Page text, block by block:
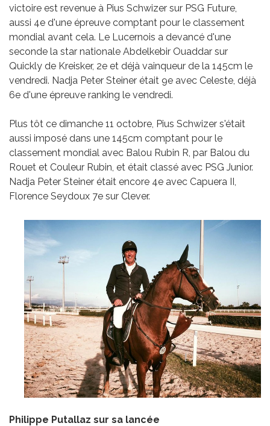
victoire est revenue à Pius Schwizer sur PSG Future,
aussi 4e d'une épreuve comptant pour le classement
mondial avant cela. Le Lucernois a devancé d'une
seconde la star nationale Abdelkebir Ouaddar sur
Quickly de Kreisker, 2e et déjà vainqueur de la 145cm le
vendredi. Nadja Peter Steiner était 9e avec Celeste, déjà
6e d'une épreuve ranking le vendredi.
Plus tôt ce dimanche 11 octobre, Pius Schwizer s'était
aussi imposé dans une 145cm comptant pour le
classement mondial avec Balou Rubin R, par Balou du
Rouet et Couleur Rubin, et était classé avec PSG Junior.
Nadja Peter Steiner était encore 4e avec Capuera II,
Florence Seydoux 7e sur Clever.
Philippe Putallaz sur sa lancée